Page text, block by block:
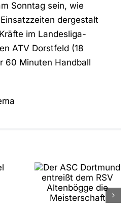
Sonntag sein, wie
dergestalt
im Landesliga-
ATV Dorstfeld (18
60 Minuten Handball
entreißt dem
RSV
Altenbögge